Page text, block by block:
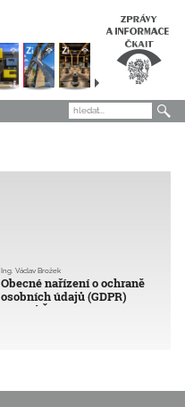
Obecné nařízení o ochraně
osobních údajů (GDPR)
v praxi ČKAIT
Ing. Václav Brožek